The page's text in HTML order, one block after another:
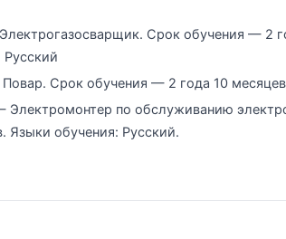
Электрогазосварщик. Срок обучения — 2
Русский
Повар. Срок обучения — 2 года 10
Электромонтер по обслуживанию
Языки обучения: Русский.